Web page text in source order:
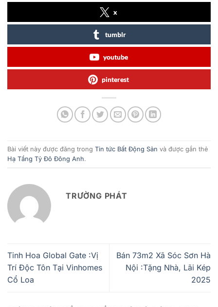
x
tumblr
youtube
pinterest
Bài viết này được đăng trong Tin tức Bất Động Sản và được gắn thẻ
Hạ Tầng Tỷ Đô Đông Anh.
TRƯỜNG PHÁT
Tinh Hoa Global Gate :Vị
Trí Độc Tôn Tại Vinhomes
Cổ Loa
Bán 73m2 Xã Sóc Sơn Hà
Nội :Tặng Nhà, Lãi Kép
2025